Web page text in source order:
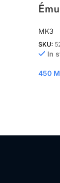
MK3
SKU:
In
450